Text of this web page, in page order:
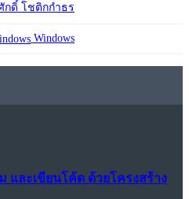
กดิ์ โชติกกำธร
Windows
และเขียนโค้ด ด้วยโครงสร้าง